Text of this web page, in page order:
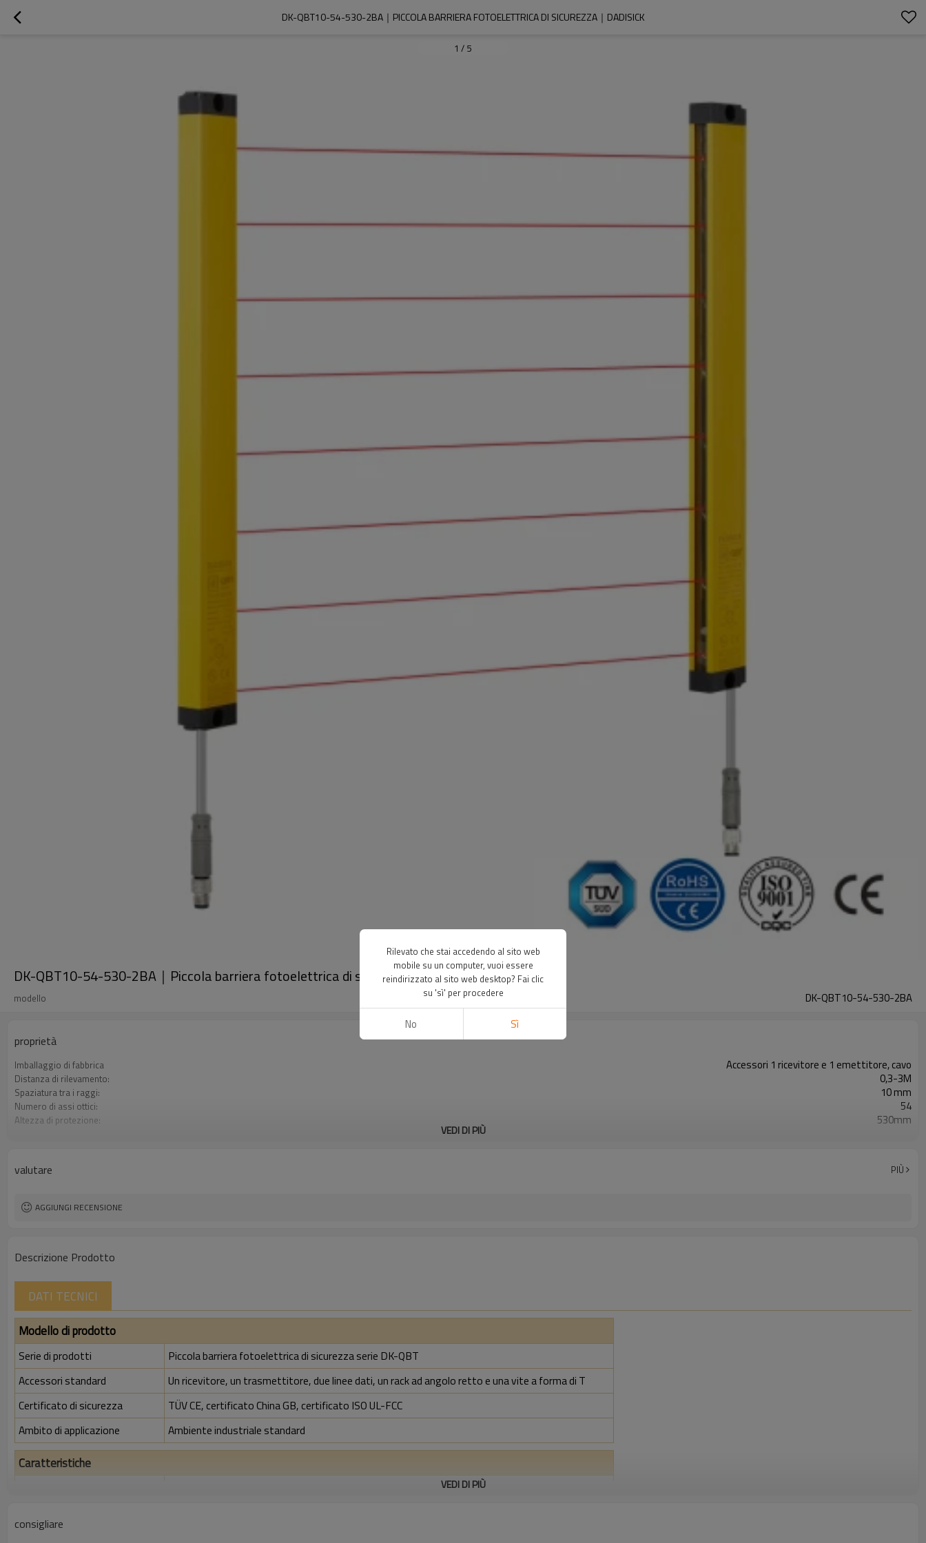
DK-QBT10-54-530-2BA｜PICCOLA BARRIERA FOTOELETTRICA DI SICUREZZA｜DADISICK
1 / 5
DK-QBT10-54-530-2BA｜Piccola barriera fotoelettrica di sicurezza｜DADISICK
modello DK-QBT10-54-530-2BA
proprietà
Imballaggio di fabbrica Accessori 1 ricevitore e 1 emettitore, cavo
Distanza di rilevamento: 0,3-3M
Spaziatura tra i raggi: 10 mm
Numero di assi ottici: 54
Altezza di protezione: 530mm
TÜV CE, Cina GB, certificato ISO UL-FCC, TIPO 4
VEDI DI PIÙ
valutare PIÙ
AGGIUNGI RECENSIONE
Descrizione Prodotto
DATI TECNICI
Modello di prodotto
Serie di prodotti
Piccola barriera fotoelettrica di sicurezza serie DK-QBT
Accessori standard
Un ricevitore, un trasmettitore, due linee dati, un rack ad angolo retto e una vite a forma di T
Certificato di sicurezza
TÜV CE, certificato China GB, certificato ISO UL-FCC
Ambito di applicazione
Ambiente industriale standard
Caratteristiche
VEDI DI PIÙ
consigliare
Rilevato che stai accedendo al sito web
mobile su un computer, vuoi essere
reindirizzato al sito web desktop? Fai clic
su 'sì' per procedere
No Sì